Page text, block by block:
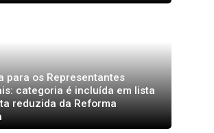
para os Representantes
categoria é incluída em lista
reduzida da Reforma